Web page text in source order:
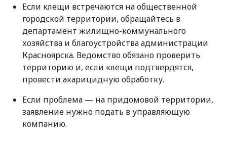
Если клещи встречаются на общественной
городской территории, обращайтесь в
департамент жилищно-коммунального
хозяйства и благоустройства администрации
Красноярска. Ведомство обязано проверить
территорию и, если клещи подтвердятся,
провести акарицидную обработку.
Если проблема — на придомовой территории,
заявление нужно подать в управляющую
компанию.